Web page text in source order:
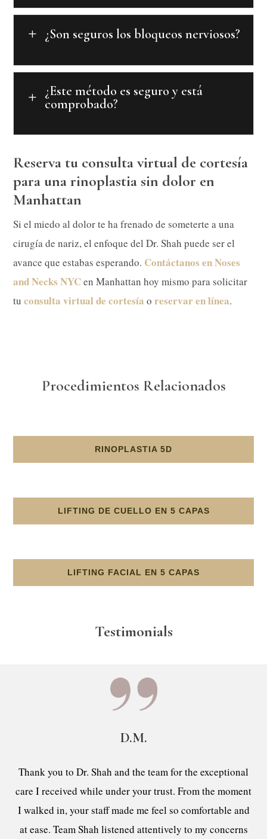
L ¿Son seguros los bloqueos nerviosos?
L
¿Este método es seguro y está
comprobado?
Reserva tu consulta virtual de cortesía
para una rinoplastia sin dolor en
Manhattan
Si el miedo al dolor te ha frenado de someterte a una
cirugía de nariz, el enfoque del Dr. Shah puede ser el
avance que estabas esperando. Contáctanos en Noses
and Necks NYCen Manhattan hoy mismo para solicitar
tuconsulta virtual de cortesía oreservar en línea.
Procedimientos Relacionados
RINOPLASTIA 5D
LIFTING DE CUELLO EN 5 CAPAS
LIFTING FACIAL EN 5 CAPAS
Testimonials
D.M.
Thank you to Dr. Shah and the team for the exceptional
care I received while under your trust. From the moment
I walked in, your staff made me feel so comfortable and
at ease. Team Shah listened attentively to my concerns